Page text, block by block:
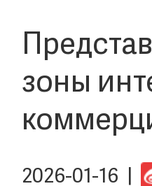
зоны
2026-01-16 |